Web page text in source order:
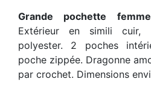
Grande pochette
Extérieur en simili cuir,
polyester. 2 poches
poche zippée. Dragonne
par crochet. Dimensions